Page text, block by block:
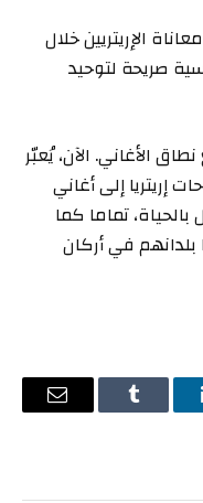
الإريتريين خلال
صريحة لتوحيد
عام 1993، اتسع نطاق الأغاني. الآن، يُعبّر
إريتريا إلى أغاني
تماما كما
في أركان
Tumblr
البريد